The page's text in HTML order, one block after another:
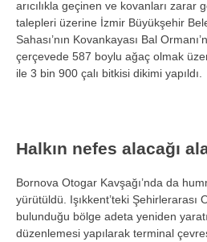
arıcılıkla geçinen ve kovanları zarar g
talepleri üzerine İzmir Büyükşehir
Sahası’nın Kovankayası Bal
çerçevede 587 boylu ağaç olmak
ile 3 bin 900 çalı bitkisi dikimi yapıldı.
Halkın nefes alacağı
Bornova Otogar Kavşağı’nda da
yürütüldü. Işıkkent’teki Şehirlerarası
bulunduğu bölge adeta yeniden yarat
düzenlemesi yapılarak terminal